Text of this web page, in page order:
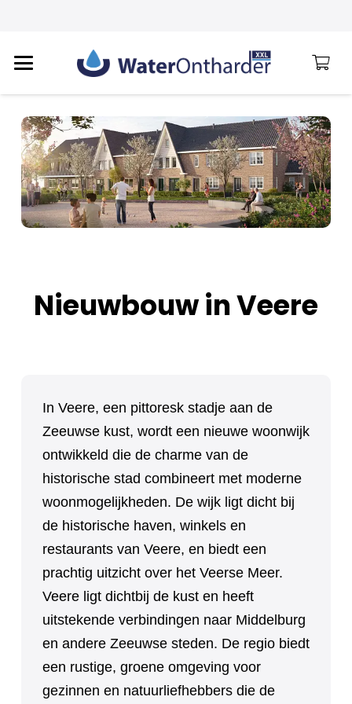
Nieuwbouw in Veere
In Veere, een pittoresk stadje aan de
Zeeuwse kust, wordt een nieuwe woonwijk
ontwikkeld die de charme van de
historische stad combineert met moderne
woonmogelijkheden. De wijk ligt dicht bij
de historische haven, winkels en
restaurants van Veere, en biedt een
prachtig uitzicht over het Veerse Meer.
Veere ligt dichtbij de kust en heeft
uitstekende verbindingen naar Middelburg
en andere Zeeuwse steden. De regio biedt
een rustige, groene omgeving voor
gezinnen en natuurliefhebbers die de